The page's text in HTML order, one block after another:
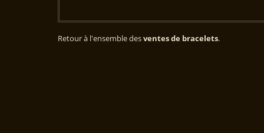
Retour à l'ensemble desventes de bracelets.